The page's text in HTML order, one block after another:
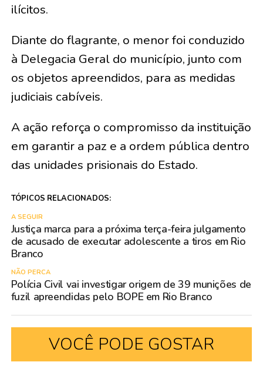
ilícitos.
Diante do flagrante, o menor foi conduzido
à Delegacia Geral do município, junto com
os objetos apreendidos, para as medidas
judiciais cabíveis.
A ação reforça o compromisso da instituição
em garantir a paz e a ordem pública dentro
das unidades prisionais do Estado.
TÓPICOS RELACIONADOS:
A SEGUIR
Justiça marca para a próxima terça-feira julgamento
de acusado de executar adolescente a tiros em Rio
Branco
NÃO PERCA
Polícia Civil vai investigar origem de 39 munições de
fuzil apreendidas pelo BOPE em Rio Branco
VOCÊ PODE GOSTAR